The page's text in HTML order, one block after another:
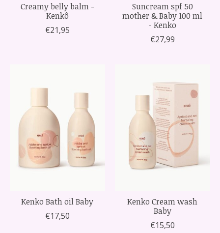
Creamy belly balm -
Kenkô
€21,95
Suncream spf 50
mother & Baby 100 ml
- Kenko
€27,99
Kenko Bath oil Baby
€17,50
Kenko Cream wash
Baby
€15,50